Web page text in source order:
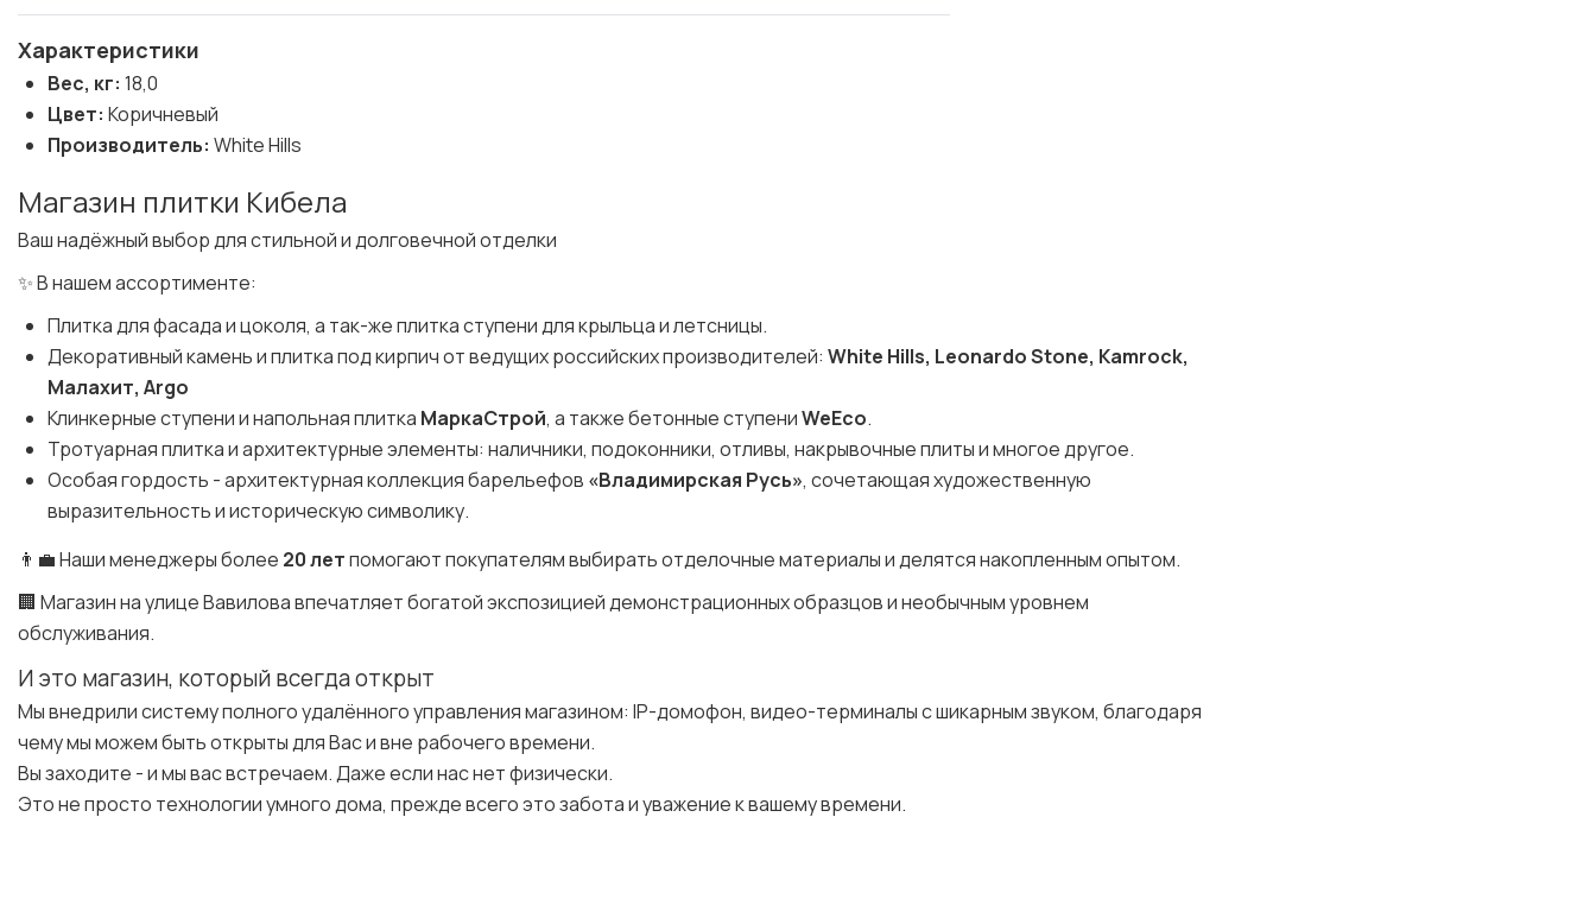
Характеристики
Вес, кг: 18,0
Цвет: Коричневый
Производитель: White Hills
Магазин плитки Кибела
Ваш надёжный выбор для стильной и долговечной отделки
✨ В нашем ассортименте:
Плитка для фасада и цоколя, а так-же плитка ступени для крыльца и летсницы.
Декоративный камень и плитка под кирпич от ведущих российских производителей: White Hills, Leonardo Stone, Kamrock,
Малахит, Argo
Клинкерные ступени и напольная плитка МаркаСтрой, а также бетонные ступениWeEco.
Тротуарная плитка и архитектурные элементы: наличники, подоконники, отливы, накрывочные плиты и многое другое.
Особая гордость - архитектурная коллекция барельефов «Владимирская Русь», сочетающая художественную
выразительность и историческую символику.
👨‍💼 Наши менеджеры более 20 летпомогают покупателям выбирать отделочные материалы и делятся накопленным опытом.
🏢 Магазин на улице Вавилова впечатляет богатой экспозицией демонстрационных образцов и необычным уровнем
обслуживания.
И это магазин, который всегда открыт
Мы внедрили систему полного удалённого управления магазином: IP-домофон, видео-терминалы с шикарным звуком, благодаря
чему мы можем быть открыты для Вас и вне рабочего времени.
Вы заходите - и мы вас встречаем. Даже если нас нет физически.
Это не просто технологии умного дома, прежде всего это забота и уважение к вашему времени.